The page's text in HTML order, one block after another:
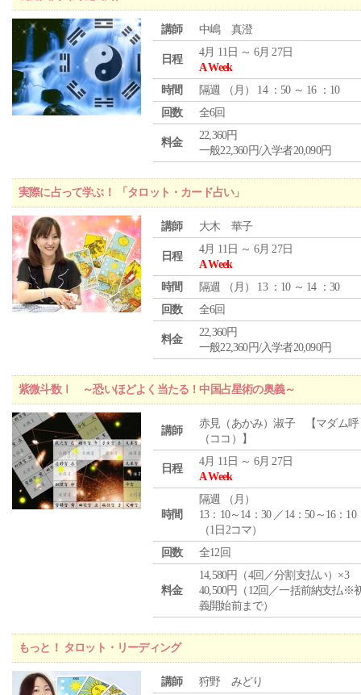
講師 中嶋 真澄
日程
4月 11日 ～ 6月 27日
A Week
時間
隔週 （ 月 ） 14 ：50 ～ 16 ：10
回数
全6回
料金
22,360円
一般22,360円/入学者20,090円
実際に占って学ぶ！ 「タロット・カード占い」
講師 大木 華子
日程
4月 11日 ～ 6月 27日
A Week
時間
隔週 （ 月 ） 13 ：10 ～ 14 ：30
回数
全6回
料金
22,360円
一般22,360円/入学者20,090円
紫微斗数Ⅰ ～恐いほどよく当たる！中国占星術の奥義～
講師
赤見（あかみ）淑子 【マダム呼
（ココ）】
日程
4月 11日 ～ 6月 27日
A Week
時間
隔週 （ 月 ）
13：10～14：30 ／14：50～16：10
（1日2コマ）
回数
全12回
料金
14,580円（4回／分割支払い）×3
40,500円（12回／一括前納支払※
義開始前まで）
もっと！ タロット・リーディング
講師 狩野 みどり